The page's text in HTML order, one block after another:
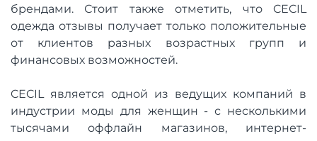
брендами. Стоит также отметить, что CECIL
одежда отзывы получает только положительные
от клиентов разных возрастных групп и
финансовых возможностей.
CECIL является одной из ведущих компаний в
индустрии моды для женщин - с несколькими
тысячами оффлайн магазинов, интернет-